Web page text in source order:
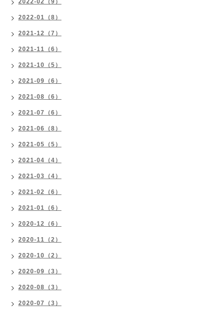
2022-02（9）
2022-01（8）
2021-12（7）
2021-11（6）
2021-10（5）
2021-09（6）
2021-08（6）
2021-07（6）
2021-06（8）
2021-05（5）
2021-04（4）
2021-03（4）
2021-02（6）
2021-01（6）
2020-12（6）
2020-11（2）
2020-10（2）
2020-09（3）
2020-08（3）
2020-07（3）